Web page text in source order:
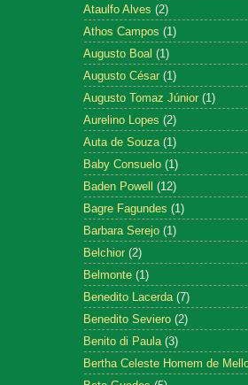
Ataulfo Alves (2)
Athos Campos (1)
Augusto Boal (1)
Augusto César (1)
Augusto Tomaz Júnior (1)
Aurelino Lopes (2)
Auta de Souza (1)
Baby Consuelo (1)
Baden Powell (12)
Bagre Fagundes (1)
Barbara Serejo (1)
Belchior (2)
Belmonte (1)
Benedito Lacerda (7)
Benedito Seviero (2)
Benito di Paula (3)
Bertha Celeste Homem de